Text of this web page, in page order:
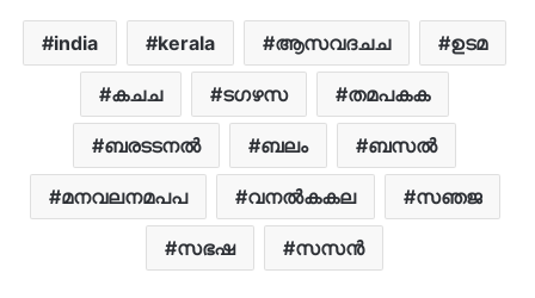
india kerala ആസവദചച ഉടമ
കചച ടഗഴസ തമപകക
ബരടടനൽ ബലം ബസൽ
മനവലനമപപ വനൽകകല സഞജ
സഭഷ സസൻ